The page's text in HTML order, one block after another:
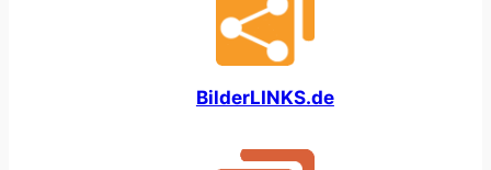
BilderLINKS.de